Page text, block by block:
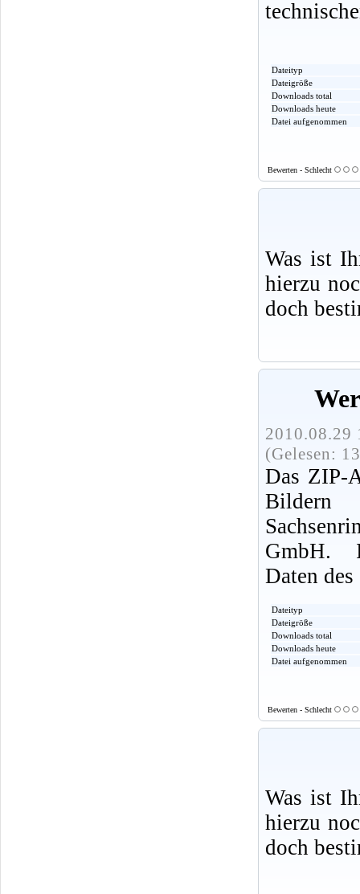
Dateityp
Dateigröße
Downloads total
Downloads heute
Datei aufgenommen
Bewerten - Schlecht
Was ist
hierzu
doch
2010.08.29
(Gelesen:
Das ZIP-
Bildern
GmbH.
Daten
Dateityp
Dateigröße
Downloads total
Downloads heute
Datei aufgenommen
Bewerten - Schlecht
Was ist
hierzu
doch